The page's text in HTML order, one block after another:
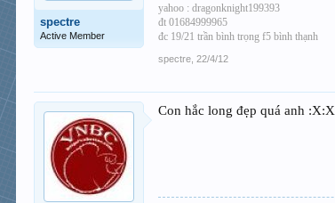
spectre
Active Member
yahoo : dragonknight199393
đt 01684999965
đc 19/21 trần bình trọng f5 bình thạnh
spectre 22/4/12
Con hắc long đẹp quá anh :X:X